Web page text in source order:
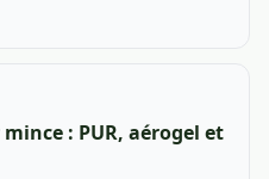
: PUR, aérogel et